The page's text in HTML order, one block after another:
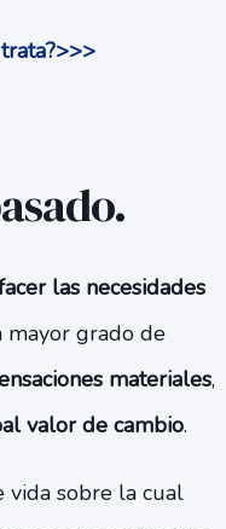
las necesidades
mayor grado de
materiales,
valor de cambio.
vida sobre la cual